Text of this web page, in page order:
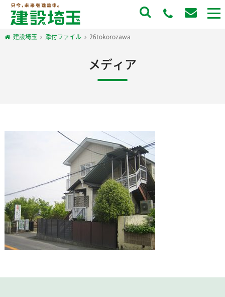
建設埼玉 添付ファイル 26tokorozawa
メディア